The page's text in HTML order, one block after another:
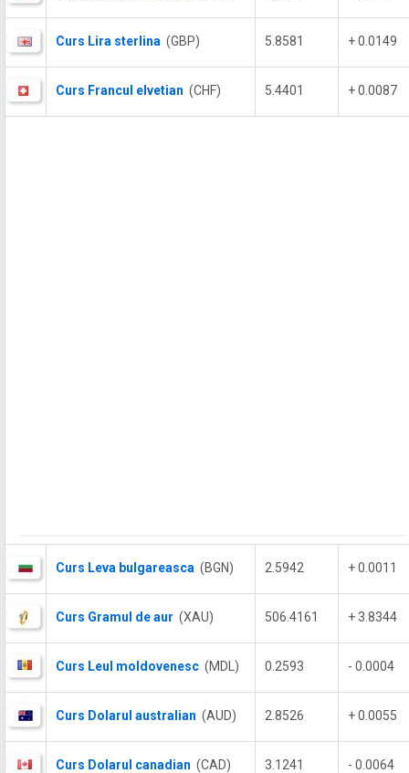
Curs Lira sterlina (GBP) 5.8581 + 0.0149
Curs Francul elvetian (CHF) 5.4401 + 0.0087
Curs Leva bulgareasca (BGN) 2.5942 + 0.0011
Curs Gramul de aur (XAU) 506.4161 + 3.8344
Curs Leul moldovenesc (MDL) 0.2593 - 0.0004
Curs Dolarul australian (AUD) 2.8526 + 0.0055
Curs Dolarul canadian (CAD) 3.1241 - 0.0064